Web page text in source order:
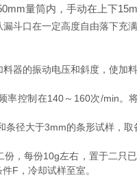
量筒内，手动在上下
漏斗口在一定高度自由落下充
的振动电压和斜度，使加料
控制在140～160次/min。
大于3mm的条形试样，取
每份10g左右，置于二只
F，冷却试样至室。